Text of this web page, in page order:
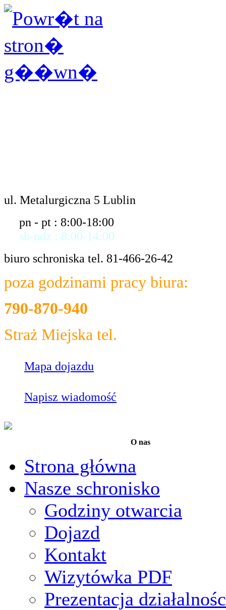
ul. Metalurgiczna 5 Lublin
pn - pt : 8:00-18:00
sb-ndz : 8:00-14:00
biuro schroniska tel. 81-466-26-42
poza godzinami pracy biura:
790-870-940
Straż Miejska tel.
Mapa dojazdu
Napisz wiadomość
O nas
Strona główna
Nasze schronisko
Godziny otwarcia
Dojazd
Kontakt
Wizytówka PDF
Prezentacja